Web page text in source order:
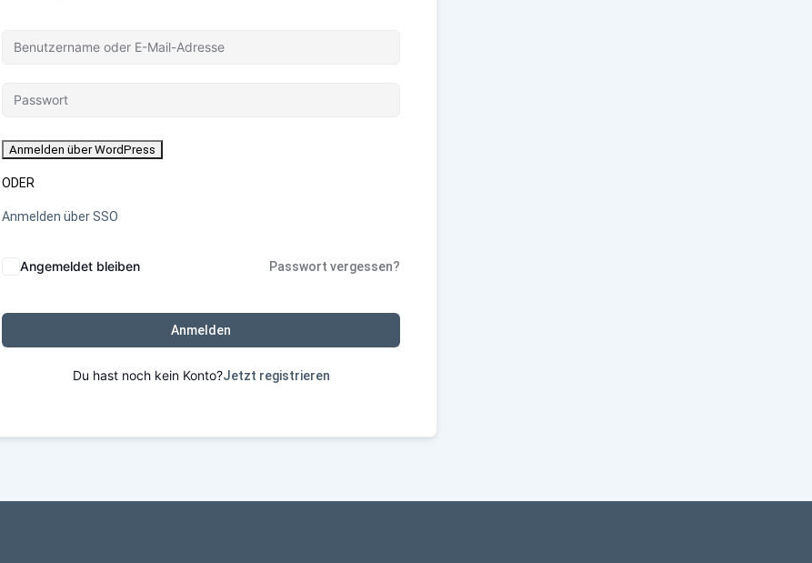
ODER
Anmelden über SSO
Angemeldet bleiben Passwort vergessen?
Anmelden
Du hast noch kein Konto?Jetzt registrieren